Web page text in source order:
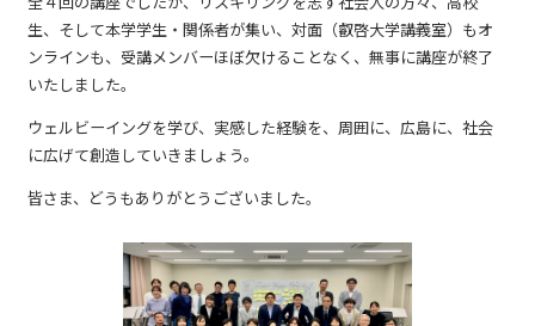
生、そして本学学生・関係者が集い、対面（叡啓大学講義室）もオ
ンラインも、受講メンバーほぼ欠けることなく、無事に講座が終了
いたしました。
ウェルビーイングを学び、実感した経験を、周囲に、広島に、社会
に広げて創造していきましょう。
皆さま、どうもありがとうございました。